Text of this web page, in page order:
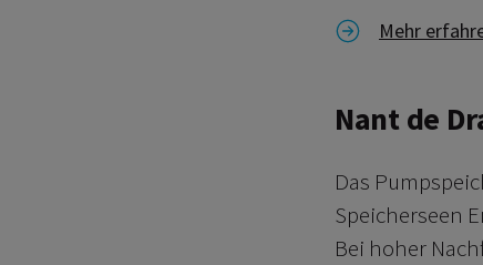
Link zu Mehr
Mehr
Nant de
Das
Speicherseen
Bei hoher